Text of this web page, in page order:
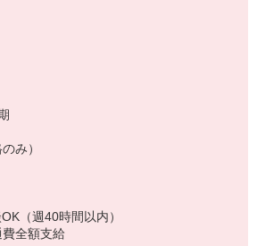
み）
（週40時間以内）
全額支給